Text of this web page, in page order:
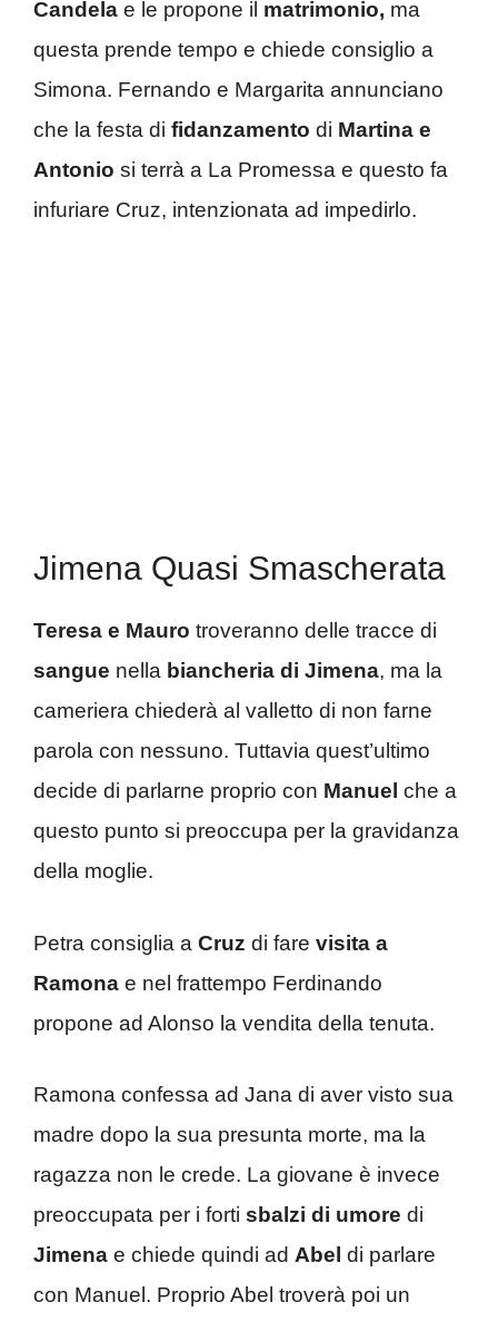
Candela e le propone il matrimonio, ma
questa prende tempo e chiede consiglio a
Simona. Fernando e Margarita annunciano
che la festa di fidanzamento di Martina e
Antonio si terrà a La Promessa e questo fa
infuriare Cruz, intenzionata ad impedirlo.
Jimena Quasi Smascherata
Teresa e Mauro troveranno delle tracce di
sangue nella biancheria di Jimena, ma la
cameriera chiederà al valletto di non farne
parola con nessuno. Tuttavia quest’ultimo
decide di parlarne proprio con Manuel che a
questo punto si preoccupa per la gravidanza
della moglie.
Petra consiglia a Cruz di fare visita a
Ramona e nel frattempo Ferdinando
propone ad Alonso la vendita della tenuta.
Ramona confessa ad Jana di aver visto sua
madre dopo la sua presunta morte, ma la
ragazza non le crede. La giovane è invece
preoccupata per i forti sbalzi di umore di
Jimena e chiede quindi ad Abel di parlare
con Manuel. Proprio Abel troverà poi un